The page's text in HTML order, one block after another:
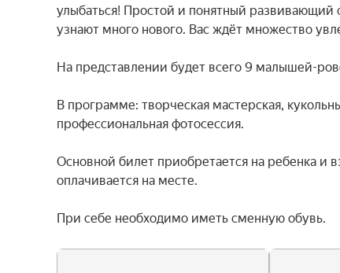
улыбаться! Простой и понятный развивающий
узнают много нового. Вас ждёт множество
На представлении будет всего 9 малышей-
В программе: творческая мастерская,
профессиональная фотосессия.
Основной билет приобретается на ребенка
оплачивается на месте.
При себе необходимо иметь сменную обувь.